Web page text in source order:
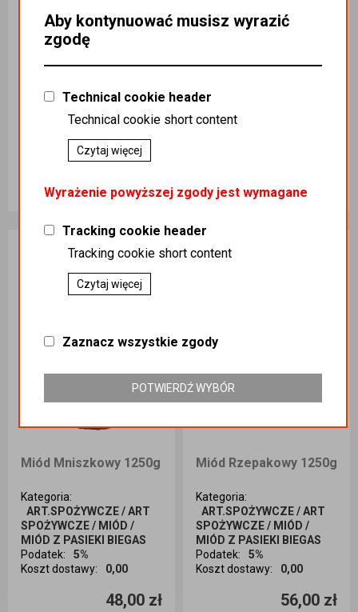
Kategoria:
ART.SPOŻYWCZE / ART
SPOŻYWCZE / MIÓD /
5%
Koszt dostawy: 0,00
48,00 zł
Dodaj do koszyka
Kategoria
ART.SPOŻYWCZE / ART
SPOŻYWCZE / MIÓD /
62,00 zł
Miód Mniszkowy 1250g
Kategoria:
ART.SPOŻYWCZE / ART
SPOŻYWCZE / MIÓD /
MIÓD Z PASIEKI BIEGAS
Podatek:
5%
Koszt dostawy: 0,00
48,00 zł
Ilość sztuk
Miód Rzepakowy 1250g
Kategoria:
ART.SPOŻYWCZE / ART
SPOŻYWCZE / MIÓD /
MIÓD Z PASIEKI BIEGAS
Podatek:
5%
Koszt dostawy: 0,00
56,00 zł
Ilość sztuk
Aby kontynuować musisz wyrazić
zgodę
Technical cookie header
Technical cookie short content
Czytaj więcej
Wyrażenie powyższej zgody jest wymagane
Tracking cookie header
Tracking cookie short content
Czytaj więcej
Zaznacz wszystkie zgody
POTWIERDŹ WYBÓR